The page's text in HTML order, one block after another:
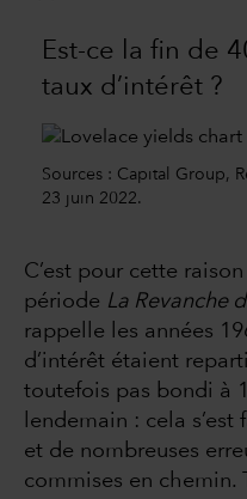
Est-ce la fin de
taux d’intérêt ?
Sources : Capital Group,
23 juin 2022.
C’est pour cette
période La Revanche
rappelle les années
d’intérêt étaient
toutefois pas bondi à
lendemain : cela
et de nombreuses
commises en chemin.